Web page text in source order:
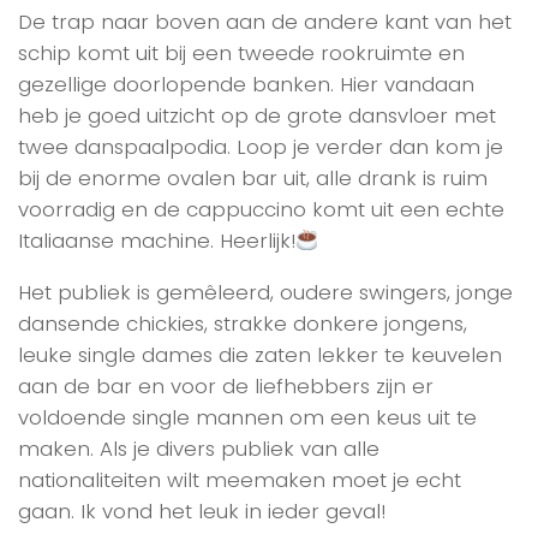
De trap naar boven aan de andere kant van het
schip komt uit bij een tweede rookruimte en
gezellige doorlopende banken. Hier vandaan
heb je goed uitzicht op de grote dansvloer met
twee danspaalpodia. Loop je verder dan kom je
bij de enorme ovalen bar uit, alle drank is ruim
voorradig en de cappuccino komt uit een echte
Italiaanse machine. Heerlijk!
Het publiek is gemêleerd, oudere swingers, jonge
dansende chickies, strakke donkere jongens,
leuke single dames die zaten lekker te keuvelen
aan de bar en voor de liefhebbers zijn er
voldoende single mannen om een keus uit te
maken. Als je divers publiek van alle
nationaliteiten wilt meemaken moet je echt
gaan. Ik vond het leuk in ieder geval!